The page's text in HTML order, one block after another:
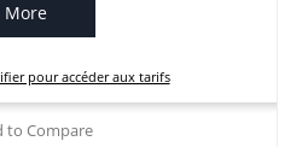
More
pour accéder aux tarifs
to Compare